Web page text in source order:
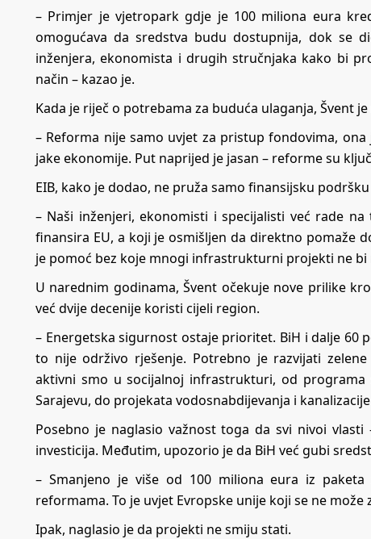
– Primjer je vjetropark gdje je 100 miliona eura
omogućava da sredstva budu dostupnija, dok se
inženjera, ekonomista i drugih stručnjaka kako bi
način – kazao je.
Kada je riječ o potrebama za buduća ulaganja, Švent
– Reforma nije samo uvjet za pristup fondovima,
jake ekonomije. Put naprijed je jasan – reforme su
EIB, kako je dodao, ne pruža samo finansijsku
– Naši inženjeri, ekonomisti i specijalisti već rade
finansira EU, a koji je osmišljen da direktno pomaže
je pomoć bez koje mnogi infrastrukturni projekti ne
U narednim godinama, Švent očekuje nove prilike
već dvije decenije koristi cijeli region.
– Energetska sigurnost ostaje prioritet. BiH i dalje 60
to nije održivo rješenje. Potrebno je razvijati
aktivni smo u socijalnoj infrastrukturi, od
Sarajevu, do projekata vodosnabdijevanja i
Posebno je naglasio važnost toga da svi nivoi
investicija. Međutim, upozorio je da BiH već gubi
– Smanjeno je više od 100 miliona eura iz
reformama. To je uvjet Evropske unije koji se ne može
Ipak, naglasio je da projekti ne smiju stati.